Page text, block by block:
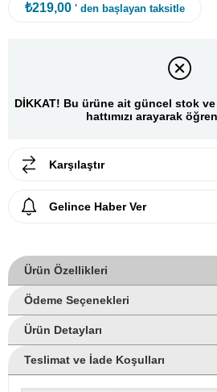
₺219,00 ' den başlayan taksitle
DİKKAT! Bu ürüne ait güncel stok
hattımızı arayarak
Karşılaştır
Gelince Haber Ver
Ürün Özellikleri
Ödeme Seçenekleri
Ürün Detayları
Teslimat ve İade Koşulları